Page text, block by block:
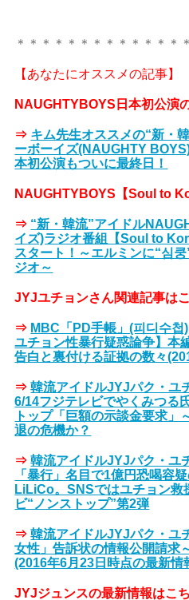
＊＊＊＊＊＊＊＊＊＊＊＊＊
【あなたにオススメの記事】
NAUGHTYBOYS日本初公演
⇒ キム先生オススメの“新・
ーボーイズ(NAUGHTY
本初公演もついに最終日！
NAUGHTYBOYS【Soul to
⇒ “新・韓流”アイドル
イズ)ラジオ番組【Soul to
スタート！～エルミンに“심
ジオ～
JYJユチョンさん関連記事は
⇒ MBC「PD手帳」(피디수첩
ユチョン性暴行疑惑論争】本
告白と裏付ける証拠の数々
⇒ 韓流アイドルJYJパク・ユ
6/14フジテレビでやくみつる
トップ「巨額の示談金要求」
退の危機か？
⇒ 韓流アイドルJYJパク・ユ
「暴行」名目で1億円恐喝容
LiLiCo。SNSではユチョン救
ビ“ノンストップ”第2弾
⇒ 韓流アイドルJYJパク・ユ
女性」告訴状の情報公開請求
(2016年6月23日時点の最新情
JYJジュンスの最新情報はこ